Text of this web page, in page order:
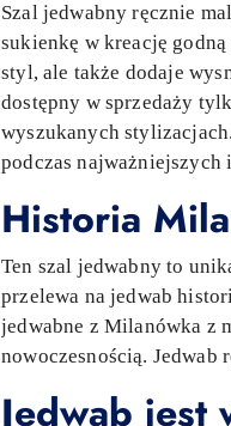
Szal jedwabny ręcznie
sukienkę w kreację
styl, ale także dodaje
dostępny w sprzedaży
wyszukanych
podczas najważniejszych
Historia
Ten szal jedwabny to
przelewa na jedwab
jedwabne z Milanówka z
nowoczesnością.
Jedwab jest